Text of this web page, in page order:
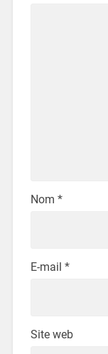
Nom *
E-mail *
Site web